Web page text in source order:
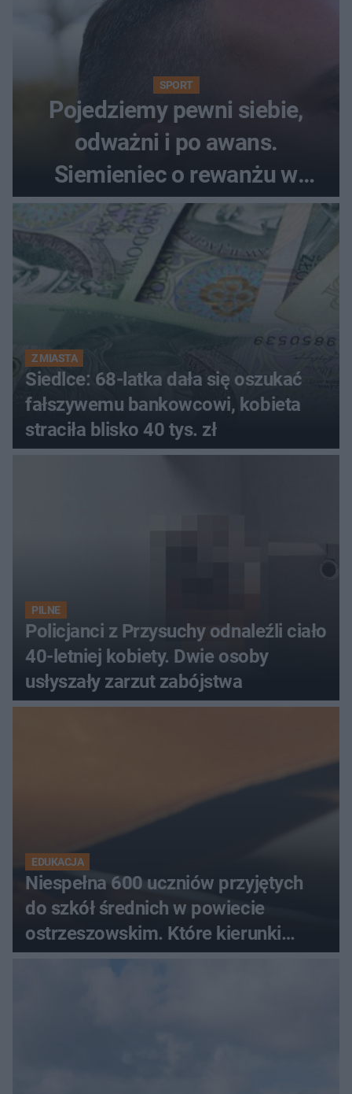
SPORT
Pojedziemy pewni siebie,
odważni i po awans.
Siemieniec o rewanżu w
Szkocji
Z MIASTA
Siedlce: 68-latka dała się oszukać
fałszywemu bankowcowi, kobieta
straciła blisko 40 tys. zł
PILNE
Policjanci z Przysuchy odnaleźli ciało
40-letniej kobiety. Dwie osoby
usłyszały zarzut zabójstwa
EDUKACJA
Niespełna 600 uczniów przyjętych
do szkół średnich w powiecie
ostrzeszowskim. Które kierunki
wybierali najczęściej?